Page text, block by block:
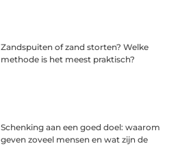
Zandspuiten of zand storten? Welke
methode is het meest praktisch?
Schenking aan een goed doel: waarom
geven zoveel mensen en wat zijn de